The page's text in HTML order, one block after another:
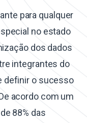
para qualquer
no estado
dos dados
integrantes do
definir o sucesso
acordo com um
88% das